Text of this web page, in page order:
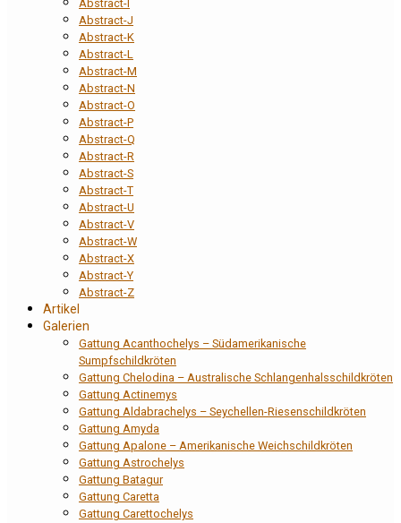
Abstract-I
Abstract-J
Abstract-K
Abstract-L
Abstract-M
Abstract-N
Abstract-O
Abstract-P
Abstract-Q
Abstract-R
Abstract-S
Abstract-T
Abstract-U
Abstract-V
Abstract-W
Abstract-X
Abstract-Y
Abstract-Z
Artikel
Galerien
Gattung Acanthochelys – Südamerikanische
Sumpfschildkröten
Gattung Chelodina – Australische Schlangenhalsschildkröten
Gattung Actinemys
Gattung Aldabrachelys – Seychellen-Riesenschildkröten
Gattung Amyda
Gattung Apalone – Amerikanische Weichschildkröten
Gattung Astrochelys
Gattung Batagur
Gattung Caretta
Gattung Carettochelys